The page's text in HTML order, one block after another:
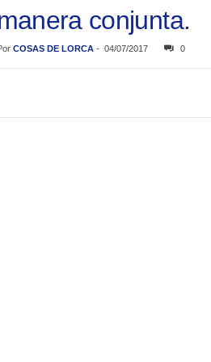
conjunta.
COSAS DE LORCA- 04/07/2017 0